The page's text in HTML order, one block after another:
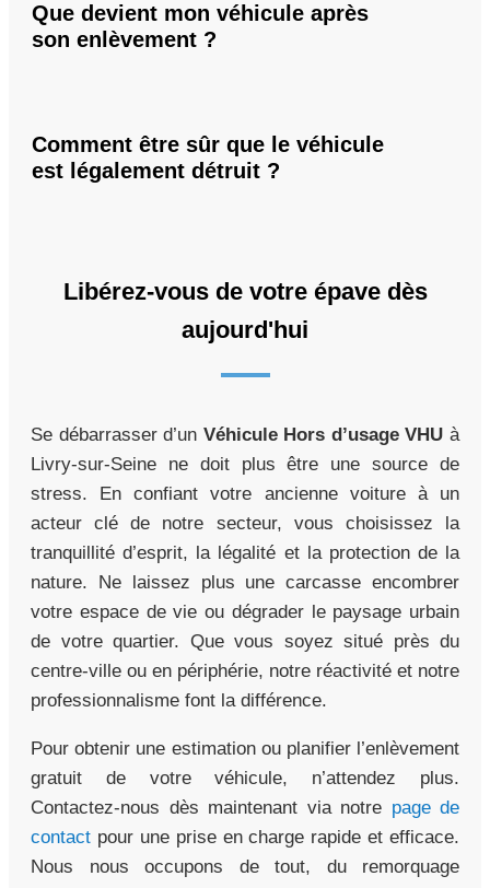
Que devient mon véhicule après
son enlèvement ?
Comment être sûr que le véhicule
est légalement détruit ?
Libérez-vous de votre épave dès
aujourd'hui
Se débarrasser d’un Véhicule Hors d’usage VHU à
Livry-sur-Seine ne doit plus être une source de
stress. En confiant votre ancienne voiture à un
acteur clé de notre secteur, vous choisissez la
tranquillité d’esprit, la légalité et la protection de la
nature. Ne laissez plus une carcasse encombrer
votre espace de vie ou dégrader le paysage urbain
de votre quartier. Que vous soyez situé près du
centre-ville ou en périphérie, notre réactivité et notre
professionnalisme font la différence.
Pour obtenir une estimation ou planifier l’enlèvement
gratuit de votre véhicule, n’attendez plus.
Contactez-nous dès maintenant via notre page de
contact pour une prise en charge rapide et efficace.
Nous nous occupons de tout, du remorquage